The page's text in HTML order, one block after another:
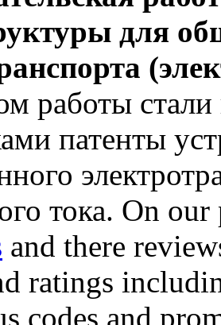
для
работы
патенты
тока. On
and there
ratings
codes and